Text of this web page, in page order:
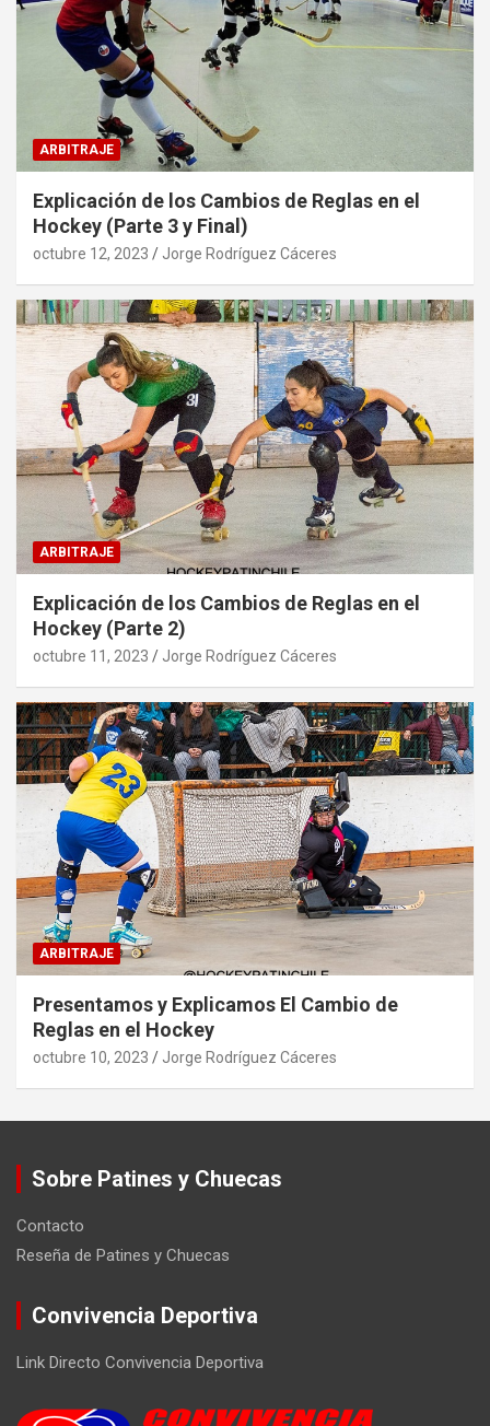
ARBITRAJE
Explicación de los Cambios de Reglas en el
Hockey (Parte 3 y Final)
octubre 12, 2023 Jorge Rodríguez Cáceres
ARBITRAJE
Explicación de los Cambios de Reglas en el
Hockey (Parte 2)
octubre 11, 2023 Jorge Rodríguez Cáceres
ARBITRAJE
Presentamos y Explicamos El Cambio de
Reglas en el Hockey
octubre 10, 2023 Jorge Rodríguez Cáceres
Sobre Patines y Chuecas
Contacto
Reseña de Patines y Chuecas
Convivencia Deportiva
Link Directo Convivencia Deportiva